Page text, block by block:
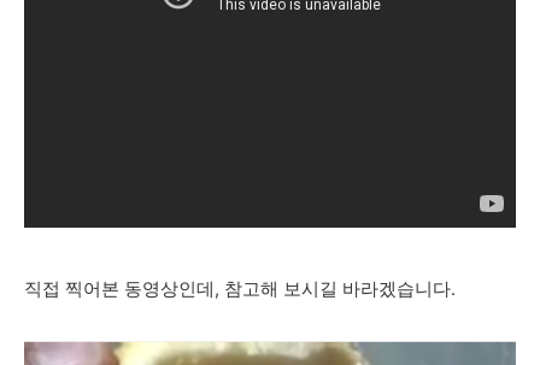
직접 찍어본 동영상인데, 참고해 보시길 바라겠습니다.